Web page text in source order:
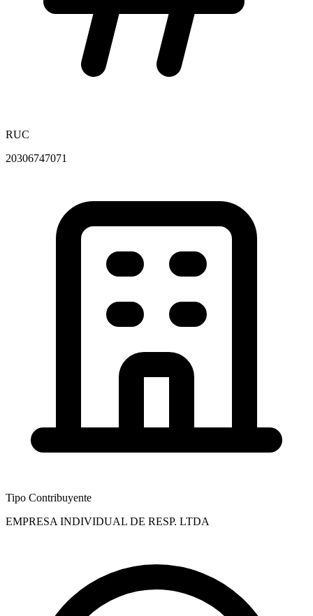
RUC
20306747071
Tipo Contribuyente
EMPRESA INDIVIDUAL DE RESP. LTDA